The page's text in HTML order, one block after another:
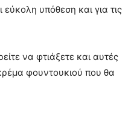
εύκολη υπόθεση και για τις
να φτιάξετε και αυτές
φουντουκιού που θα